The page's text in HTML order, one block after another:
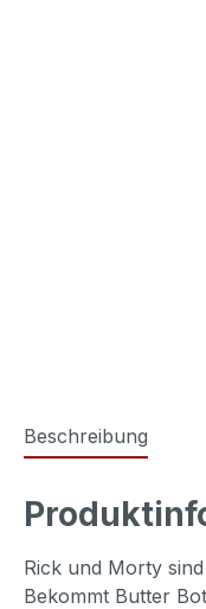
Beschreibung
Rick und Morty
Bekommt Butter